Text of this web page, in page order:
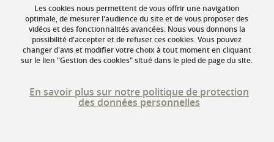
Les auteurs
Crédits
Mentions légales
Gestion des cookies
Les cookies nous permettent de vous offrir une navigation
optimale, de mesurer l'audience du site et de vous proposer des
vidéos et des fonctionnalités avancées. Nous vous donnons la
possibilité d'accepter et de refuser ces cookies. Vous pouvez
changer d'avis et modifier votre choix à tout moment en cliquant
sur le lien "Gestion des cookies" situé dans le pied de page du site.
En savoir plus sur notre politique de protection
des données personnelles